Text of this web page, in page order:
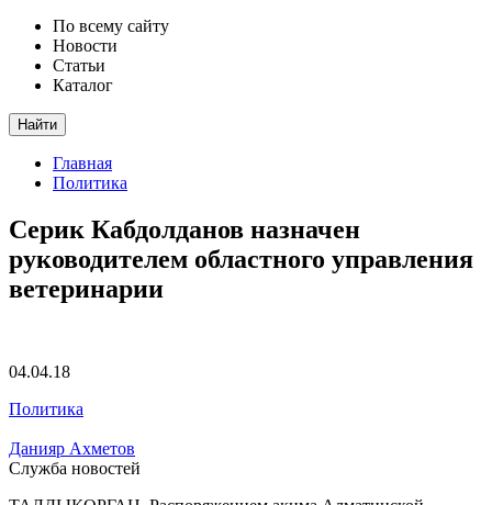
По всему сайту
Новости
Статьи
Каталог
Найти
Главная
Политика
Серик Кабдолданов назначен
руководителем областного управления
ветеринарии
04.04.18
Политика
Данияр Ахметов
Служба новостей